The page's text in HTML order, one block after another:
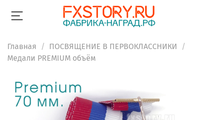
Главная
ПОСВЯЩЕНИЕ В ПЕРВОКЛАССНИКИ
Медали PREMIUM объём